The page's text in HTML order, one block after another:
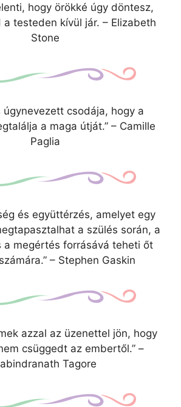
hogy örökké úgy döntesz,
a testeden kívül jár. – Elizabeth
Stone
úgynevezett csodája, hogy a
a maga útját.” – Camille
Paglia
és együttérzés, amelyet egy
a szülés során, a
a megértés forrásává teheti őt
– Stephen Gaskin
azzal az üzenettel jön, hogy
csüggedt az embertől.” –
Tagore